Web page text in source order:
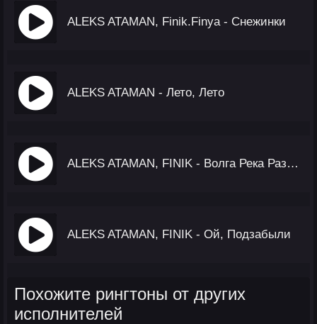
ALEKS ATAMAN, Finik.Finya - Снежинки
ALEKS ATAMAN - Лето, Лето
ALEKS ATAMAN, FINIK - Волга Река Разделяет На Два Берега
ALEKS ATAMAN, FINIK - Ой, Подзабыли
Похожите рингтоны от других
исполнителей